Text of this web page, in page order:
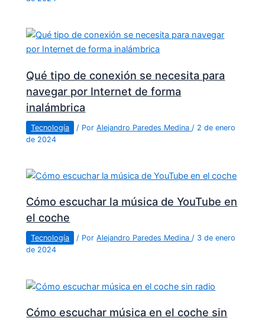
Qué tipo de conexión se necesita para
navegar por Internet de forma
inalámbrica
Tecnología / PorAlejandro Paredes Medina / 2 de enero
de 2024
Cómo escuchar la música de YouTube en
el coche
Tecnología / PorAlejandro Paredes Medina/ 3 de enero
de 2024
Cómo escuchar música en el coche sin